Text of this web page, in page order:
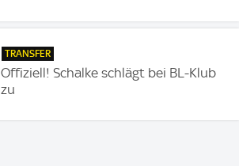
TRANSFER
Offiziell! Schalke schlägt bei BL-Klub
zu